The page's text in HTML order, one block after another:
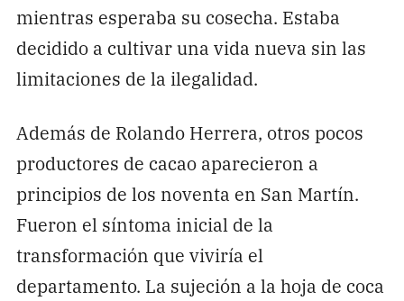
mientras esperaba su cosecha. Estaba
decidido a cultivar una vida nueva sin las
limitaciones de la ilegalidad.
Además de Rolando Herrera, otros pocos
productores de cacao aparecieron a
principios de los noventa en San Martín.
Fueron el síntoma inicial de la
transformación que viviría el
departamento. La sujeción a la hoja de coca